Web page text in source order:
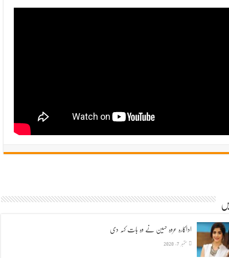
اداکارہ عروہ حسین نے وہ بات کہہ دی
ستمبر 7, 2020